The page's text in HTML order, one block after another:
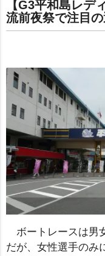
【G3平和島レデ
流前夜祭で注目
ボートレースは男
だが、女性選手のみ